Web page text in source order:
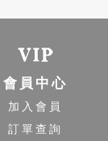
會員中心
加入會員
訂單查詢